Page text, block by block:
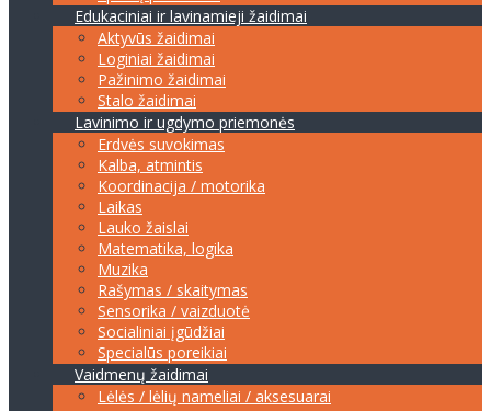
Edukaciniai ir lavinamieji žaidimai
Aktyvūs žaidimai
Loginiai žaidimai
Pažinimo žaidimai
Stalo žaidimai
Lavinimo ir ugdymo priemonės
Erdvės suvokimas
Kalba, atmintis
Koordinacija / motorika
Laikas
Lauko žaislai
Matematika, logika
Muzika
Rašymas / skaitymas
Sensorika / vaizduotė
Socialiniai įgūdžiai
Specialūs poreikiai
Vaidmenų žaidimai
Lėlės / lėlių nameliai / aksesuarai